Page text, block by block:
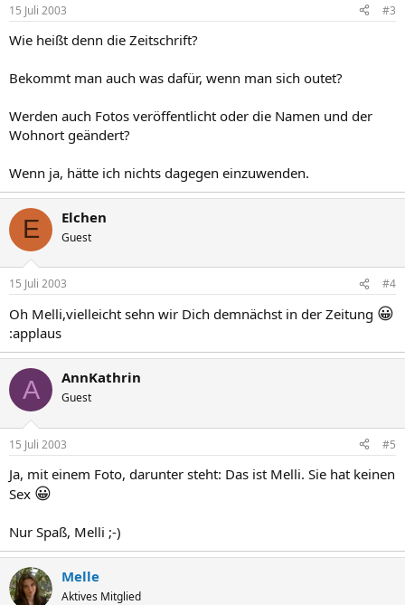
15 Juli 2003 #3
Wie heißt denn die Zeitschrift?
Bekommt man auch was dafür, wenn man sich outet?
Werden auch Fotos veröffentlicht oder die Namen und der
Wohnort geändert?
Wenn ja, hätte ich nichts dagegen einzuwenden.
E Elchen
Guest
15 Juli 2003 #4
Oh Melli,vielleicht sehn wir Dich demnächst in der Zeitung 😀
:applaus
A AnnKathrin
Guest
15 Juli 2003 #5
Ja, mit einem Foto, darunter steht: Das ist Melli. Sie hat keinen
Sex 😀
Nur Spaß, Melli ;-)
Melle
Aktives Mitglied